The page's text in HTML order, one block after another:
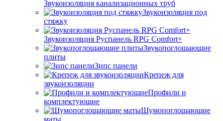
Звукоизоляция канализационных труб
Звукоизоляция под
стяжку
Звукоизоляция Руспанель RPG Comfort+
Звукопоглощающие
плиты
Зипс панели
Крепеж для
звукоизоляции
Профили и
комплектующие
Шумопоглощающие
маты